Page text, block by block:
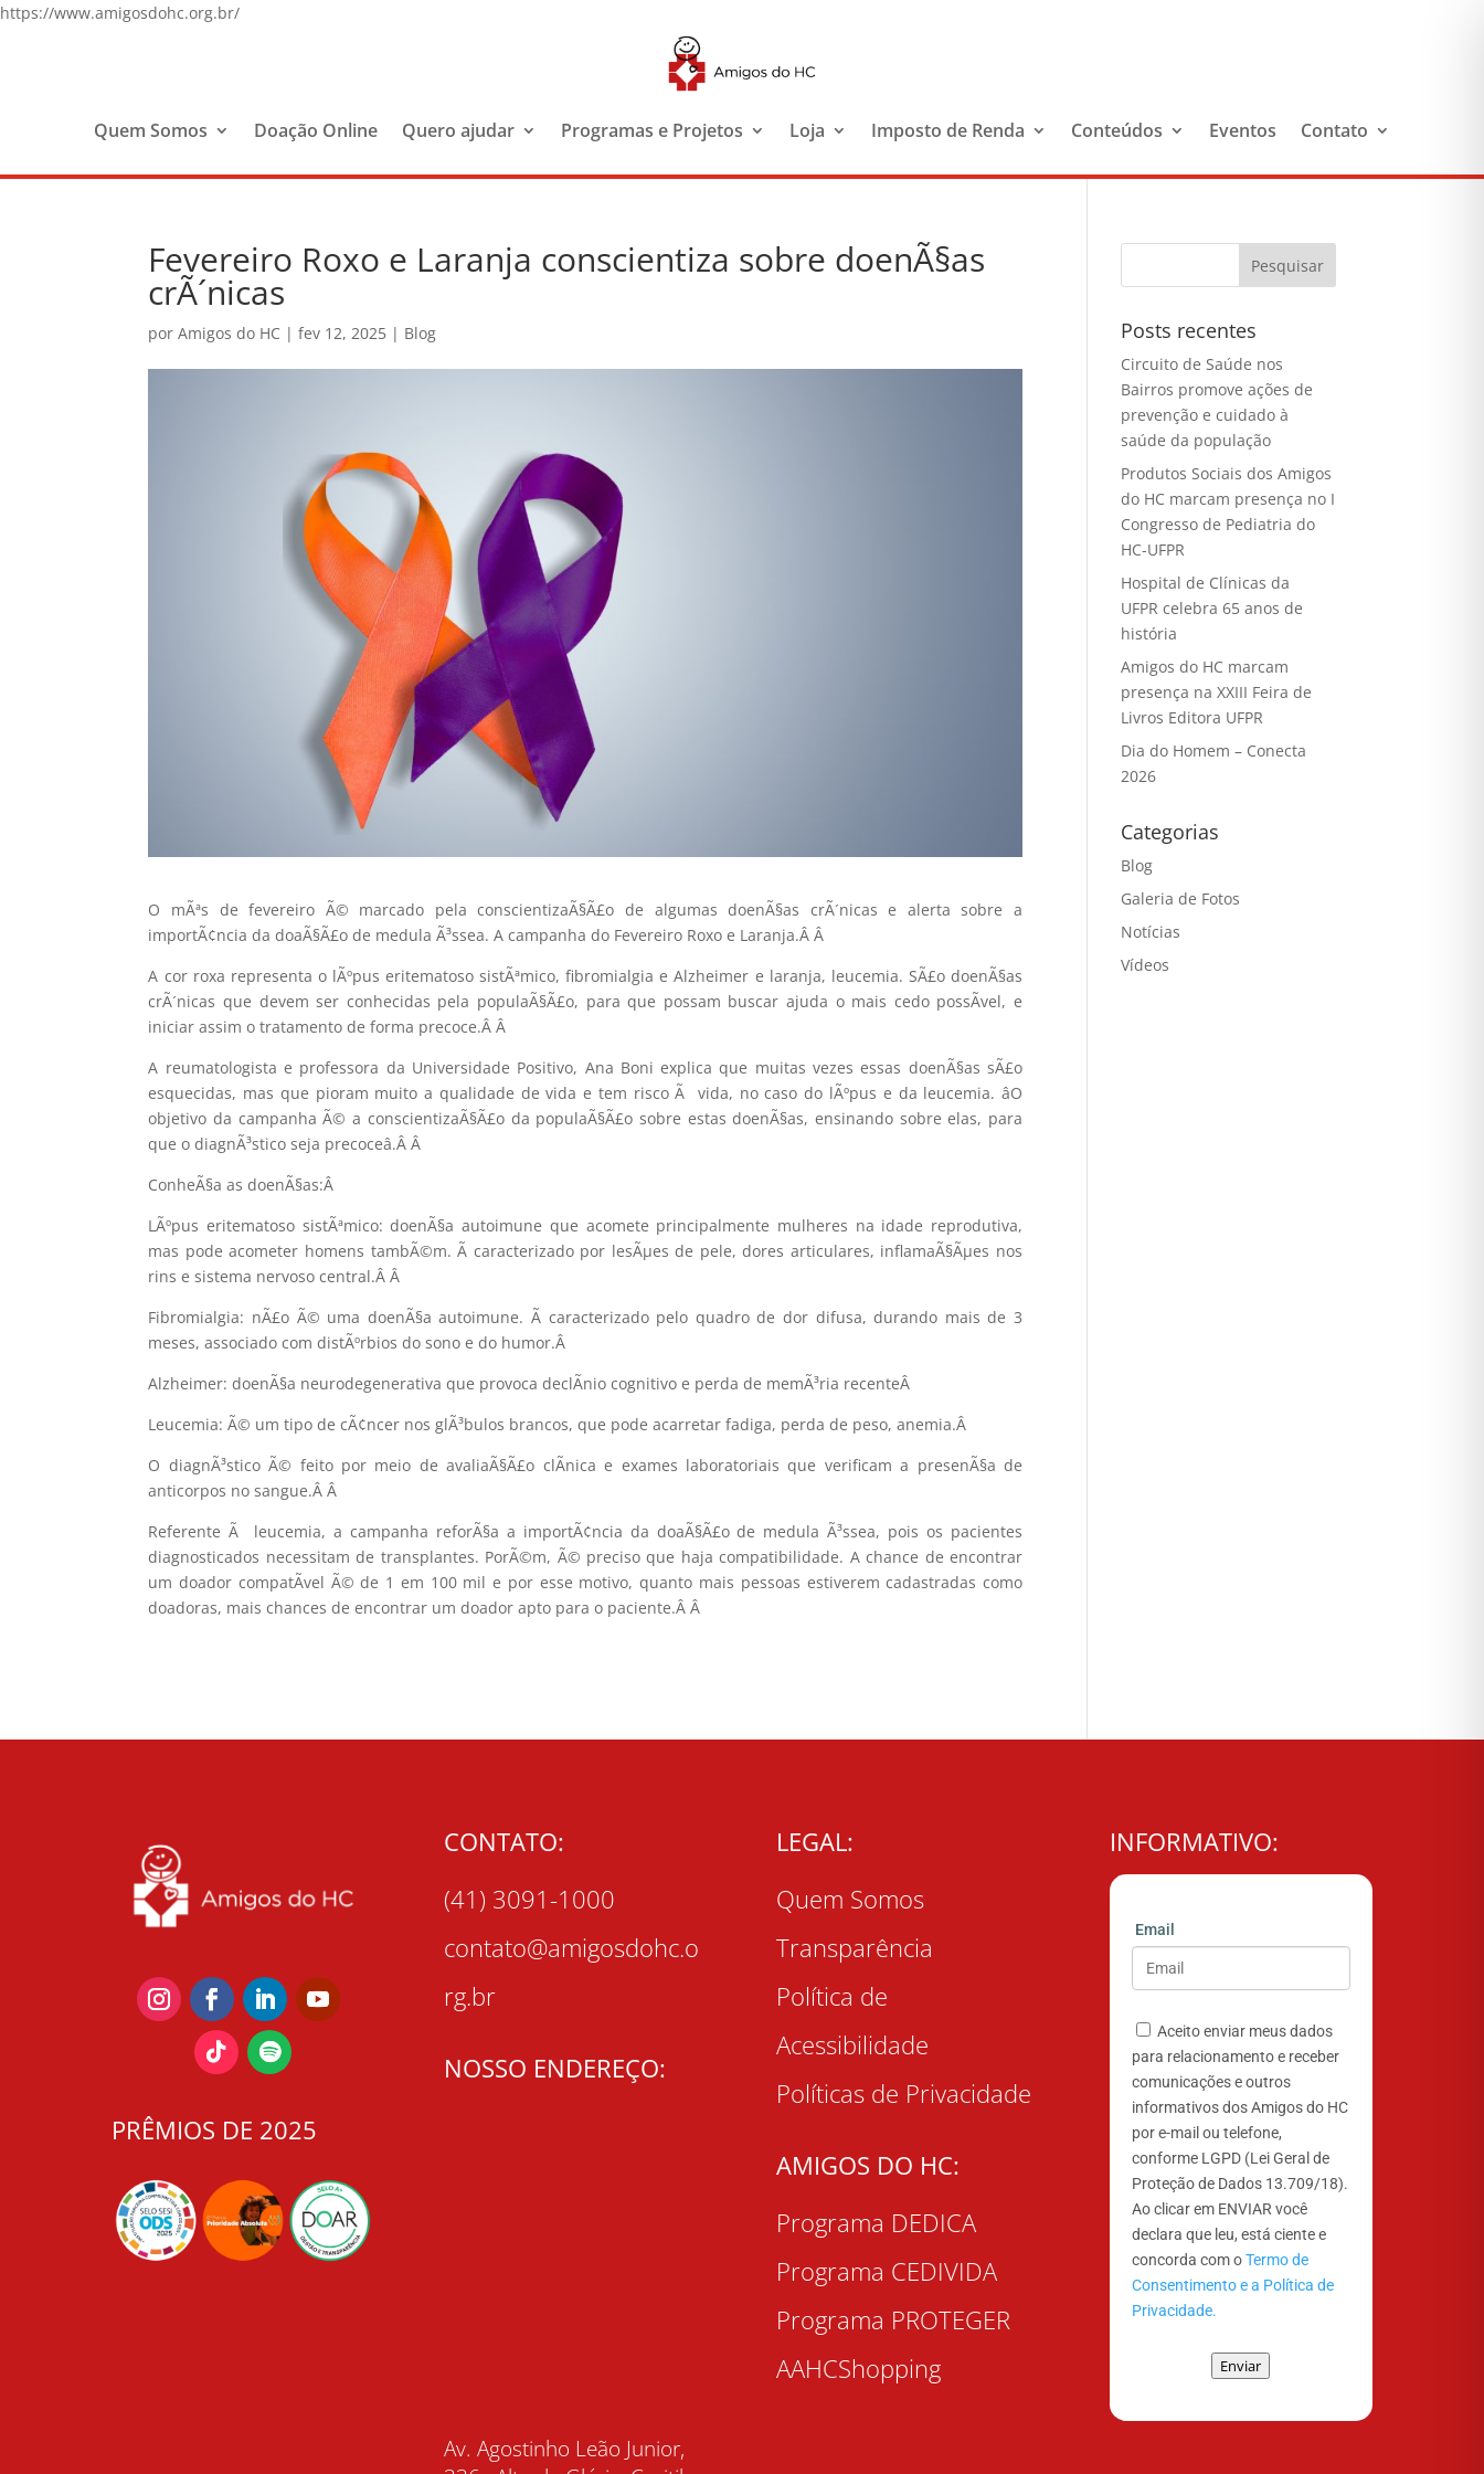
https://www.amigosdohc.org.br/
Quem Somos Doação Online Quero ajudar Programas e Projetos Loja Imposto de Renda Conteúdos Eventos Contato
Fevereiro Roxo e Laranja conscientiza sobre doenÃ§as
crÃ´nicas
porAmigos do HC |fev 12, 2025 | Blog
O mÃªs de fevereiro Ã© marcado pela conscientizaÃ§Ã£o de algumas doenÃ§as crÃ´nicas e alerta sobre a
importÃ¢ncia da doaÃ§Ã£o de medula Ã³ssea. A campanha do Fevereiro Roxo e Laranja.ÂÂ
A cor roxa representa o lÃºpus eritematoso sistÃªmico, fibromialgia e Alzheimer e laranja, leucemia. SÃ£o doenÃ§as
crÃ´nicas que devem ser conhecidas pela populaÃ§Ã£o, para que possam buscar ajuda o mais cedo possÃ­vel, e
iniciar assim o tratamento de forma precoce.ÂÂ
A reumatologista e professora da Universidade Positivo, Ana Boni explica que muitas vezes essas doenÃ§as sÃ£o
esquecidas, mas que pioram muito a qualidade de vida e tem risco Ã vida, no caso do lÃºpus e da leucemia. âO
objetivo da campanha Ã© a conscientizaÃ§Ã£o da populaÃ§Ã£o sobre estas doenÃ§as, ensinando sobre elas, para
que o diagnÃ³stico seja precoceâ.ÂÂ
ConheÃ§a as doenÃ§as:Â
LÃºpus eritematoso sistÃªmico: doenÃ§a autoimune que acomete principalmente mulheres na idade reprodutiva,
mas pode acometer homens tambÃ©m. Ã caracterizado por lesÃµes de pele, dores articulares, inflamaÃ§Ãµes nos
rins e sistema nervoso central.ÂÂ
Fibromialgia: nÃ£o Ã© uma doenÃ§a autoimune. Ã caracterizado pelo quadro de dor difusa, durando mais de 3
meses, associado com distÃºrbios do sono e do humor.Â
Alzheimer: doenÃ§a neurodegenerativa que provoca declÃ­nio cognitivo e perda de memÃ³ria recenteÂ
Leucemia: Ã© um tipo de cÃ¢ncer nos glÃ³bulos brancos, que pode acarretar fadiga, perda de peso, anemia.Â
O diagnÃ³stico Ã© feito por meio de avaliaÃ§Ã£o clÃ­nica e exames laboratoriais que verificam a presenÃ§a de
anticorpos no sangue.ÂÂ
Referente Ã leucemia, a campanha reforÃ§a a importÃ¢ncia da doaÃ§Ã£o de medula Ã³ssea, pois os pacientes
diagnosticados necessitam de transplantes. PorÃ©m, Ã© preciso que haja compatibilidade. A chance de encontrar
um doador compatÃ­vel Ã© de 1 em 100 mil e por esse motivo, quanto mais pessoas estiverem cadastradas como
doadoras, mais chances de encontrar um doador apto para o paciente.ÂÂ
Posts recentes
Circuito de Saúde nos
Bairros promove ações de
prevenção e cuidado à
saúde da população
Produtos Sociais dos Amigos
do HC marcam presença no I
Congresso de Pediatria do
HC-UFPR
Hospital de Clínicas da
UFPR celebra 65 anos de
história
Amigos do HC marcam
presença na XXIII Feira de
Livros Editora UFPR
Dia do Homem – Conecta
2026
Categorias
Blog
Galeria de Fotos
Notícias
Vídeos
PRÊMIOS DE 2025
CONTATO:
(41) 3091-1000
contato@amigosdohc.o
rg.br
NOSSO ENDEREÇO:
Av. Agostinho Leão Junior,
LEGAL:
Quem Somos
Transparência
Política de
Acessibilidade
Políticas de Privacidade
AMIGOS DO HC:
Programa DEDICA
Programa CEDIVIDA
Programa PROTEGER
AAHCShopping
INFORMATIVO:
Email
Aceito enviar meus dados
para relacionamento e receber
comunicações e outros
informativos dos Amigos do HC
por e-mail ou telefone,
conforme LGPD (Lei Geral de
Proteção de Dados 13.709/18).
Ao clicar em ENVIAR você
declara que leu, está ciente e
concorda com oTermo de
Consentimento e a Política de
Privacidade.
Enviar